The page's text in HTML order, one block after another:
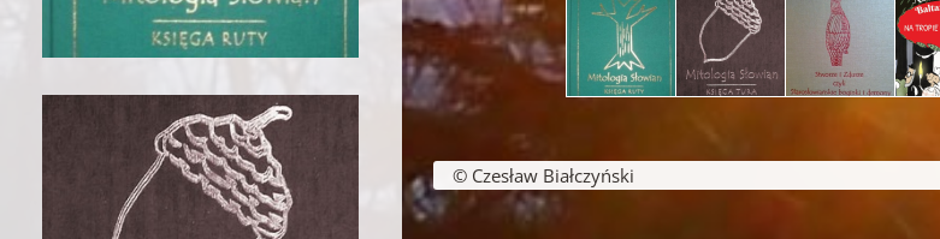
© Czesław Białczyński